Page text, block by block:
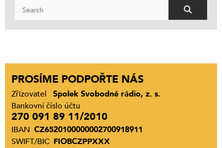
PROSÍME PODPOŘTE NÁS
Zřizovatel
Spolek Svobodné rádio, z. s.
Bankovní číslo účtu
270 091 89 11/2010
IBAN CZ6520100000002700918911
SWIFT/BIC FIOBCZPPXXX